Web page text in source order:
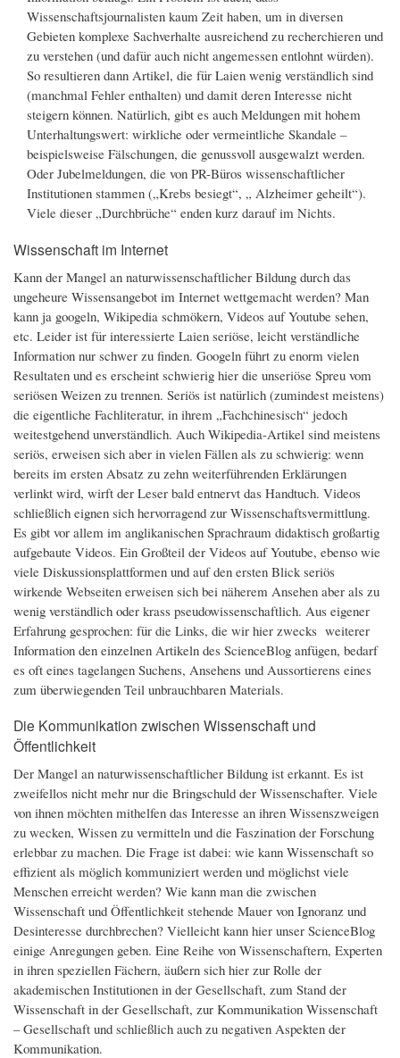
Wissenschaftsjournalisten kaum Zeit haben, um in diversen
Gebieten komplexe Sachverhalte ausreichend zu recherchieren und
zu verstehen (und dafür auch nicht angemessen entlohnt würden).
So resultieren dann Artikel, die für Laien wenig verständlich sind
(manchmal Fehler enthalten) und damit deren Interesse nicht
steigern können. Natürlich, gibt es auch Meldungen mit hohem
Unterhaltungswert: wirkliche oder vermeintliche Skandale –
beispielsweise Fälschungen, die genussvoll ausgewalzt werden.
Oder Jubelmeldungen, die von PR-Büros wissenschaftlicher
Institutionen stammen („Krebs besiegt“, „ Alzheimer geheilt“).
Viele dieser „Durchbrüche“ enden kurz darauf im Nichts.
Wissenschaft im Internet
Kann der Mangel an naturwissenschaftlicher Bildung durch das
ungeheure Wissensangebot im Internet wettgemacht werden? Man
kann ja googeln, Wikipedia schmökern, Videos auf Youtube sehen,
etc. Leider ist für interessierte Laien seriöse, leicht verständliche
Information nur schwer zu finden. Googeln führt zu enorm vielen
Resultaten und es erscheint schwierig hier die unseriöse Spreu vom
seriösen Weizen zu trennen. Seriös ist natürlich (zumindest meistens)
die eigentliche Fachliteratur, in ihrem „Fachchinesisch“ jedoch
weitestgehend unverständlich. Auch Wikipedia-Artikel sind meistens
seriös, erweisen sich aber in vielen Fällen als zu schwierig: wenn
bereits im ersten Absatz zu zehn weiterführenden Erklärungen
verlinkt wird, wirft der Leser bald entnervt das Handtuch. Videos
schließlich eignen sich hervorragend zur Wissenschaftsvermittlung.
Es gibt vor allem im anglikanischen Sprachraum didaktisch großartig
aufgebaute Videos. Ein Großteil der Videos auf Youtube, ebenso wie
viele Diskussionsplattformen und auf den ersten Blick seriös
wirkende Webseiten erweisen sich bei näherem Ansehen aber als zu
wenig verständlich oder krass pseudowissenschaftlich. Aus eigener
Erfahrung gesprochen: für die Links, die wir hier zwecks weiterer
Information den einzelnen Artikeln des ScienceBlog anfügen, bedarf
es oft eines tagelangen Suchens, Ansehens und Aussortierens eines
zum überwiegenden Teil unbrauchbaren Materials.
Die Kommunikation zwischen Wissenschaft und
Öffentlichkeit
Der Mangel an naturwissenschaftlicher Bildung ist erkannt. Es ist
zweifellos nicht mehr nur die Bringschuld der Wissenschafter. Viele
von ihnen möchten mithelfen das Interesse an ihren Wissenszweigen
zu wecken, Wissen zu vermitteln und die Faszination der Forschung
erlebbar zu machen. Die Frage ist dabei: wie kann Wissenschaft so
effizient als möglich kommuniziert werden und möglichst viele
Menschen erreicht werden? Wie kann man die zwischen
Wissenschaft und Öffentlichkeit stehende Mauer von Ignoranz und
Desinteresse durchbrechen? Vielleicht kann hier unser ScienceBlog
einige Anregungen geben. Eine Reihe von Wissenschaftern, Experten
in ihren speziellen Fächern, äußern sich hier zur Rolle der
akademischen Institutionen in der Gesellschaft, zum Stand der
Wissenschaft in der Gesellschaft, zur Kommunikation Wissenschaft
– Gesellschaft und schließlich auch zu negativen Aspekten der
Kommunikation.